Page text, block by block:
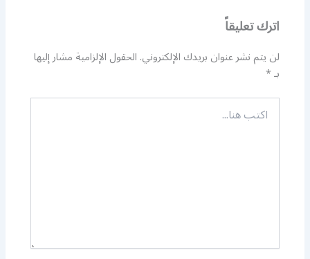
اترك تعليقاً
لن يتم نشر عنوان بريدك الإلكتروني.الحقول الإلزامية مشار إليها
بـ*
اكتب
هنا...